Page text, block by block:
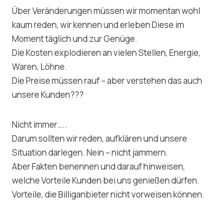
Über Veränderungen müssen wir momentan wohl
kaum reden, wir kennen und erleben Diese im
Moment täglich und zur Genüge.
Die Kosten explodieren an vielen Stellen, Energie,
Waren, Löhne.
Die Preise müssen rauf – aber verstehen das auch
unsere Kunden???
Nicht immer…..
Darum sollten wir reden, aufklären und unsere
Situation darlegen. Nein – nicht jammern.
Aber Fakten benennen und darauf hinweisen,
welche Vorteile Kunden bei uns genießen dürfen.
Vorteile, die Billiganbieter nicht vorweisen können.